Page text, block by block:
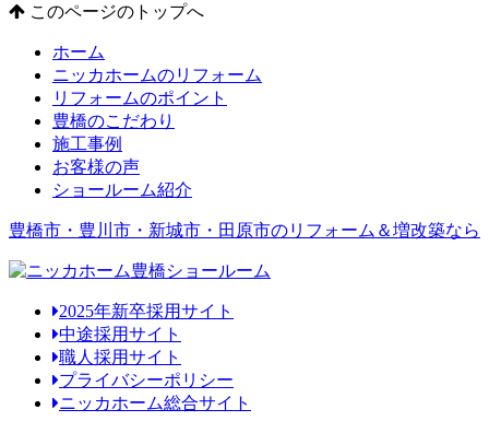
このページのトップへ
ホーム
ニッカホームのリフォーム
リフォームのポイント
豊橋のこだわり
施工事例
お客様の声
ショールーム紹介
豊橋市・豊川市・新城市・田原市のリフォーム＆増改築なら
2025年新卒採用サイト
中途採用サイト
職人採用サイト
プライバシーポリシー
ニッカホーム総合サイト